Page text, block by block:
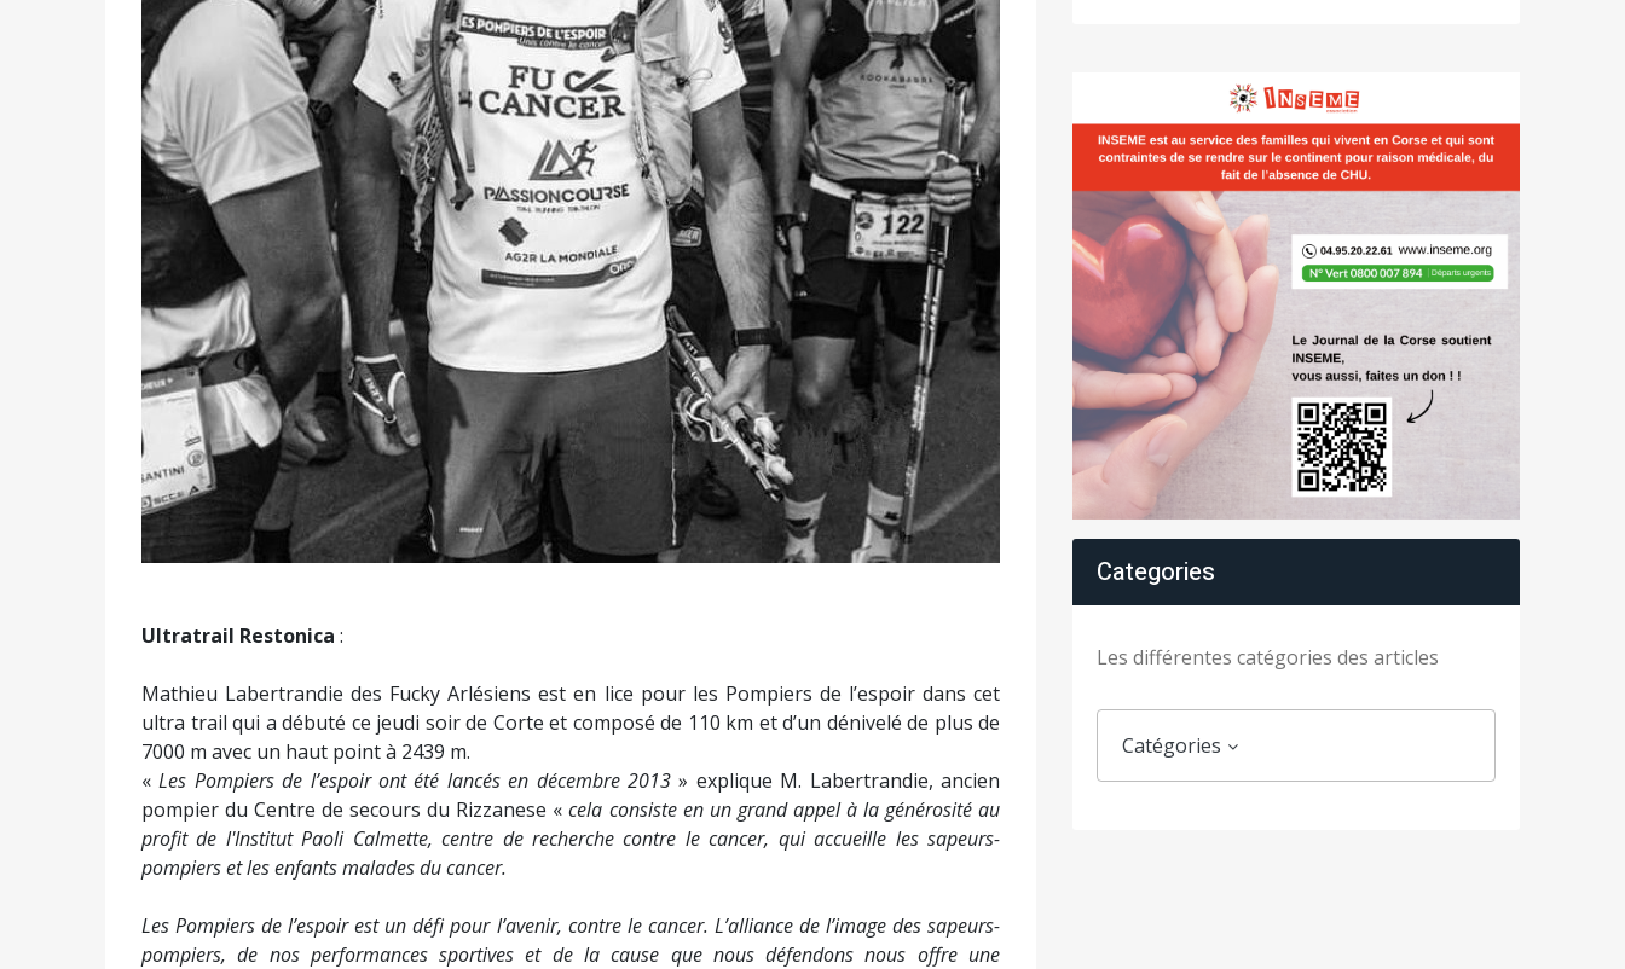
Ultratrail Restonica :
Mathieu Labertrandie des Fucky Arlésiens est en lice pour les Pompiers de l’espoir dans cet
ultra trail qui a débuté ce jeudi soir de Corte et composé de 110 km et d’un dénivelé de plus de
7000 m avec un haut point à 2439 m.
«Les Pompiers de l’espoiront été lancés en décembre 2013» explique M. Labertrandie, ancien
pompier du Centre de secours du Rizzanese «cela consiste en un grand appel à la générosité au
profit de l'Institut Paoli Calmette, centre de recherche contre le cancer, qui accueille les sapeurs-
pompiers et les enfants malades du cancer.
Les Pompiers de l’espoir est un défi pour l’avenir, contre le cancer. L’alliance de l’image des sapeurs-
pompiers, de nos performances sportives et de la cause que nous défendons nous offre une
Categories
Les différentes catégories des articles
Catégories